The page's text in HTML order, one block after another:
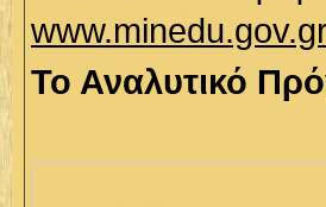
Το Αναλυτικό